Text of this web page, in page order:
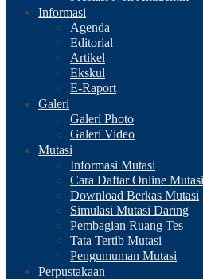
Informasi
Agenda
Editorial
Artikel
Ekskul
E-Raport
Galeri
Galeri Photo
Galeri Video
Mutasi
Informasi Mutasi
Cara Daftar Online Mutasi
Download Berkas Mutasi
Simulasi Mutasi Daring
Pembagian Ruang Tes
Tata Tertib Mutasi
Pengumuman Mutasi
Perpustakaan